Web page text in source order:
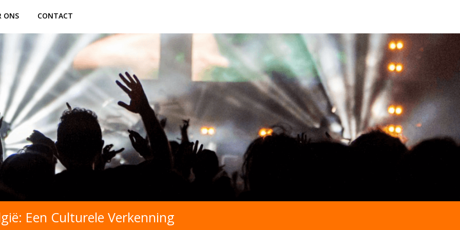
ONS CONTACT
Een Culturele Verkenning